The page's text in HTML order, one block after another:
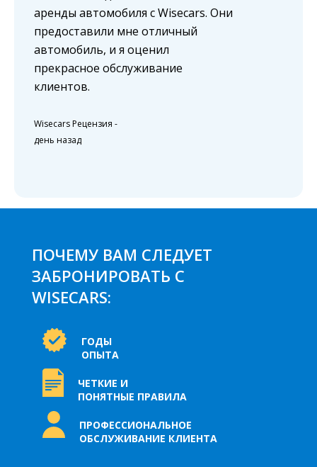
аренды автомобиля с Wisecars. Они
предоставили мне отличный
автомобиль, и я оценил
прекрасное обслуживание
клиентов.
Wisecars Рецензия -
день назад
ПОЧЕМУ ВАМ СЛЕДУЕТ
ЗАБРОНИРОВАТЬ С
WISECARS:
ГОДЫ
ОПЫТА
ЧЕТКИЕ И
ПОНЯТНЫЕ ПРАВИЛА
ПРОФЕССИОНАЛЬНОЕ
ОБСЛУЖИВАНИЕ КЛИЕНТА